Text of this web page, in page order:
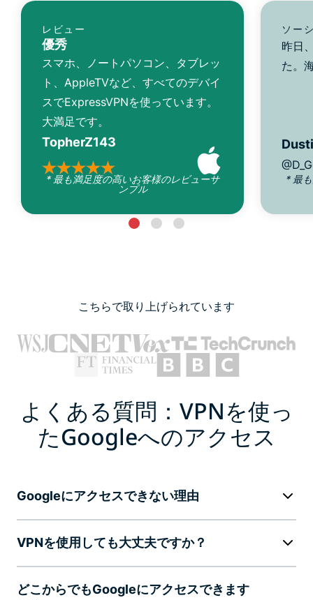
レビュー
優秀
スマホ、ノートパソコン、タブレッ
ト、AppleTVなど、すべてのデバイ
スでExpressVPNを使っています。
大満足です。
TopherZ143
* 最も満足度の高いお客様のレビューサ
ンプル
ソー
昨日
た。
* 最
こちらで取り上げられています
よくある質問：VPNを使っ
たGoogleへのアクセス
Googleにアクセスできない理由
VPNを使用しても大丈夫ですか？
どこからでもGoogleにアクセスできます